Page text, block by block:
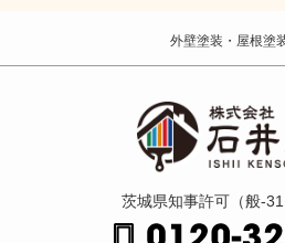
外壁塗装・屋根塗
茨城県知事許可（般-